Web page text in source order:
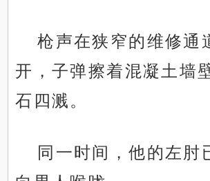
枪声在狭窄的维修通
开，子弹擦着混凝土墙
石四溅。
同一时间，他的左肘